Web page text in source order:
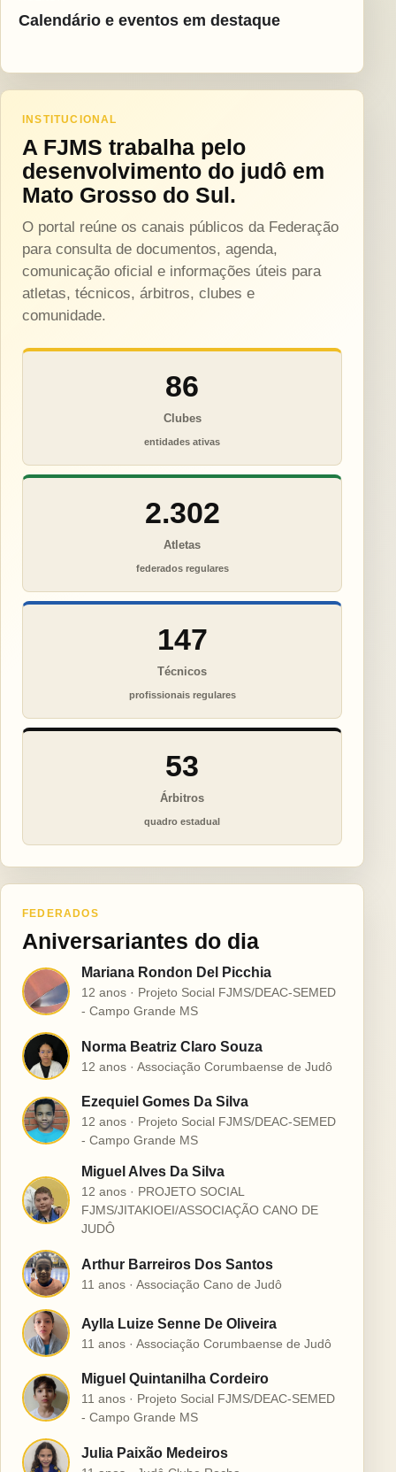
Calendário e eventos em destaque
INSTITUCIONAL
A FJMS trabalha pelo
desenvolvimento do judô em
Mato Grosso do Sul.
O portal reúne os canais públicos da Federação
para consulta de documentos, agenda,
comunicação oficial e informações úteis para
atletas, técnicos, árbitros, clubes e
comunidade.
86
Clubes
entidades ativas
2.302
Atletas
federados regulares
147
Técnicos
profissionais regulares
53
Árbitros
quadro estadual
FEDERADOS
Aniversariantes do dia
M
Mariana Rondon Del Picchia
12 anos · Projeto Social FJMS/DEAC-SEMED
- Campo Grande MS
N Norma Beatriz Claro Souza
12 anos · Associação Corumbaense de Judô
E
Ezequiel Gomes Da Silva
12 anos · Projeto Social FJMS/DEAC-SEMED
- Campo Grande MS
M
Miguel Alves Da Silva
12 anos · PROJETO SOCIAL
FJMS/JITAKIOEI/ASSOCIAÇÃO CANO DE
JUDÔ
A Arthur Barreiros Dos Santos
11 anos · Associação Cano de Judô
A Aylla Luize Senne De Oliveira
11 anos · Associação Corumbaense de Judô
M
Miguel Quintanilha Cordeiro
11 anos · Projeto Social FJMS/DEAC-SEMED
- Campo Grande MS
J Julia Paixão Medeiros